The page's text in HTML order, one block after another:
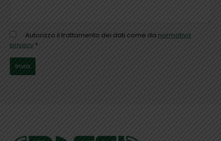
Autorizzo il trattamento dei dati come da normativa
privacy *